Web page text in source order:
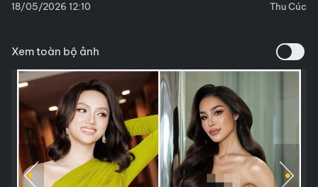
18/05/2026 12:10 Thu Cúc
Xem toàn bộ ảnh